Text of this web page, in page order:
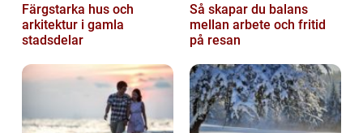
Färgstarka hus och
arkitektur i gamla
stadsdelar
Så skapar du balans
mellan arbete och fritid
på resan